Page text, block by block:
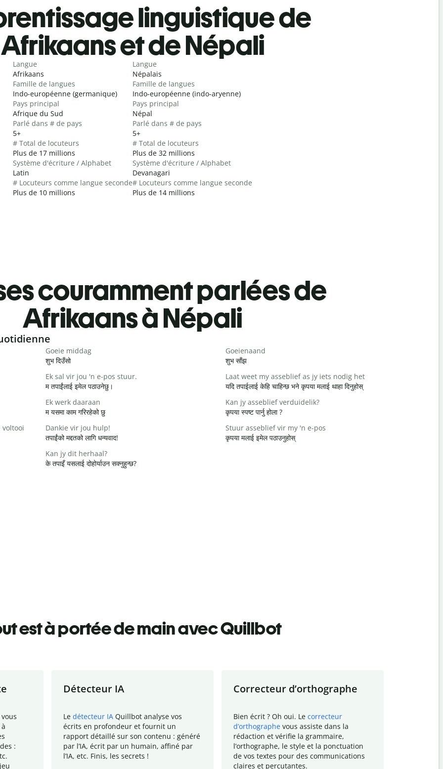
linguistique de
Afrikaans et de Népali
Langue
Afrikaans
Famille de langues
Indo-européenne (germanique)
Pays principal
Afrique du Sud
Parlé dans # de pays
5+
# Total de locuteurs
Plus de 17 millions
Système d'écriture / Alphabet
Latin
# Locuteurs comme langue seconde
Plus de 10 millions
Langue
Népalais
Famille de langues
Indo-européenne (indo-aryenne)
Pays principal
Népal
Parlé dans # de pays
5+
# Total de locuteurs
Plus de 32 millions
Système d'écriture / Alphabet
Devanagari
# Locuteurs comme langue seconde
Plus de 14 millions
couramment parlées de
Afrikaans à Népali
Goeie middag
शुभ दिउँसो
Goeienaand
शुभ साँझ
Ek sal vir jou 'n e-pos stuur.
म तपाईंलाई इमेल पठाउनेछु।
Laat weet my asseblief as jy iets nodig het
यदि तपाईलाई केहि चाहिन्छ भने कृपया मलाई थाहा दिनुहोस्
Ek werk daaraan
म यसमा काम गरिरहेको छु
Kan jy asseblief verduidelik?
कृपया स्पष्ट पार्नु होला ?
voltooi
Dankie vir jou hulp!
तपाईंको मद्दतको लागि धन्यवाद!
Stuur asseblief vir my 'n e-pos
कृपया मलाई इमेल पठाउनुहोस्
Kan jy dit herhaal?
के तपाइँ यसलाई दोहोर्याउन सक्नुहुन्छ?
est à portée de main avec Quillbot
:
Détecteur IA
Le détecteur IA Quillbot analyse vos
écrits en profondeur et fournit un
rapport détaillé sur son contenu : généré
par l’IA, écrit par un humain, affiné par
l’IA, etc. Finis, les secrets !
Correcteur d’orthographe
Bien écrit ? Oh oui. Le correcteur
d’orthographe vous assiste dans la
rédaction et vérifie la grammaire,
l’orthographe, le style et la ponctuation
de vos textes pour des communications
claires et percutantes.